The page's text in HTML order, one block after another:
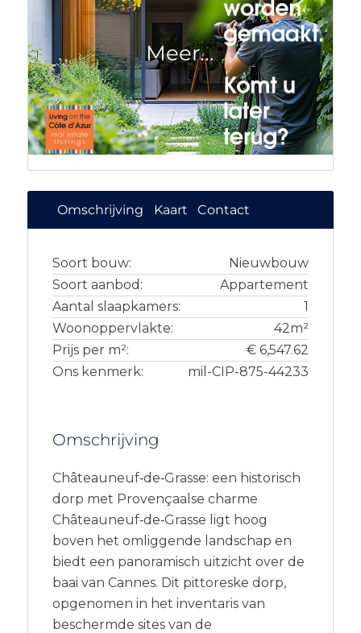
Omschrijving Kaart Contact
Soort bouw:
Nieuwbouw
Soort aanbod:
Appartement
Aantal slaapkamers:
1
Woonoppervlakte:
42m²
Prijs per m²:
€ 6,547.62
Ons kenmerk:
mil-CIP-875-44233
Omschrijving
Châteauneuf‑de‑Grasse: een historisch
dorp met Provençaalse charme
Châteauneuf‑de‑Grasse ligt hoog
boven het omliggende landschap en
biedt een panoramisch uitzicht over de
baai van Cannes. Dit pittoreske dorp,
opgenomen in het inventaris van
beschermde sites van de